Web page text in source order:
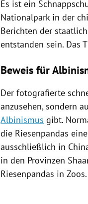
Es ist ein
Nationalpark in der
Berichten der
entstanden sein. Das
Beweis für
Der fotografierte
anzusehen, sondern
Albinismus gibt.
die Riesenpandas
ausschließlich in
in den Provinzen
Riesenpandas in Zoos.